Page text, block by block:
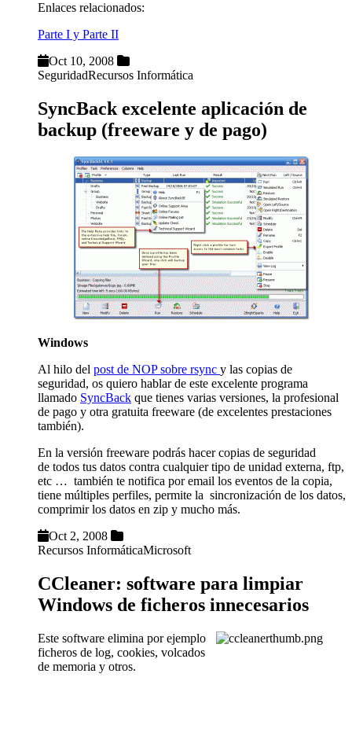
Enlaces relacionados:
Parte I y Parte II
Oct 10, 2008
SeguridadRecursos Informática
SyncBack excelente aplicación de
backup (freeware y de pago)
Windows
Al hilo del post de NOP sobre rsync y las copias de
seguridad, os quiero hablar de este excelente programa
llamado SyncBack que tienes varias versiones, la profesional
de pago y otra gratuita freeware (de excelentes prestaciones
también).
En la versión freeware podrás hacer copias de seguridad
de todos tus datos contra cualquier tipo de unidad externa, ftp,
etc … también te notifica por email los eventos de la copia,
tiene múltiples perfiles, permite la sincronización de los datos,
comprimir los datos en zip y mucho más.
Oct 2, 2008
Recursos InformáticaMicrosoft
CCleaner: software para limpiar
Windows de ficheros innecesarios
Este software elimina por ejemplo
ficheros de log, cookies, volcados
de memoria y otros.